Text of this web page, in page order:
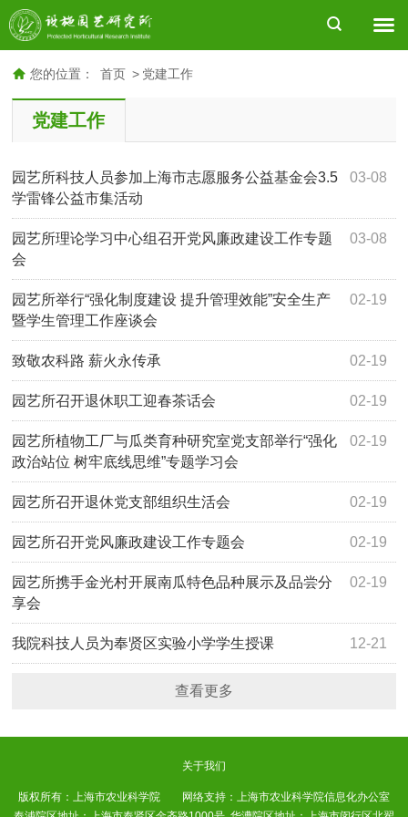
您的位置： 首页 > 党建工作
党建工作
03-08
园艺所科技人员参加上海市志愿服务公益基金会3.5
学雷锋公益市集活动
03-08
园艺所理论学习中心组召开党风廉政建设工作专题
会
02-19
园艺所举行“强化制度建设 提升管理效能”安全生产
暨学生管理工作座谈会
02-19
致敬农科路 薪火永传承
02-19
园艺所召开退休职工迎春茶话会
02-19
园艺所植物工厂与瓜类育种研究室党支部举行“强化
政治站位 树牢底线思维”专题学习会
02-19
园艺所召开退休党支部组织生活会
02-19
园艺所召开党风廉政建设工作专题会
02-19
园艺所携手金光村开展南瓜特色品种展示及品尝分
享会
12-21
我院科技人员为奉贤区实验小学学生授课
查看更多
关于我们
版权所有：上海市农业科学院 网络支持：上海市农业科学院信息化办公室